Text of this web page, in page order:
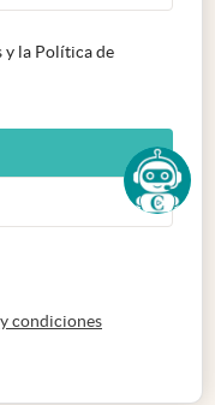
y la Política de
condicionesabre en nueva